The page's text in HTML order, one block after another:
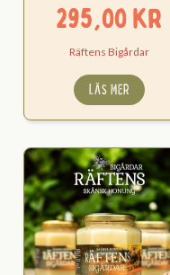
295,00kr
Räftens Bigårdar
LÄS MER